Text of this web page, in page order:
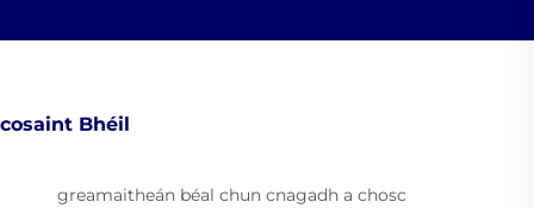
cosaint Bhéil
greamaitheán béal chun cnagadh a chosc